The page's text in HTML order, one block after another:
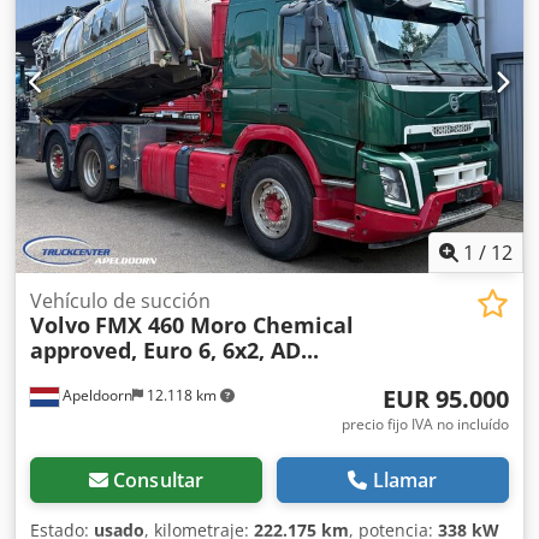
Revisión completa según los estándares RSP (historial
disponible) Revisión completa de Renault (historial
disponible)
1 / 12
Apeldoorn 12.118 km
Vehículo de succión
Volvo FMX 460 Moro Chemical
approved, Euro 6, 6x2, AD...
EUR 95.000
precio fijo IVA no incluído
Consultar Llamar
Estado: usado, kilometraje: 222.175 km, potencia: 338 kW